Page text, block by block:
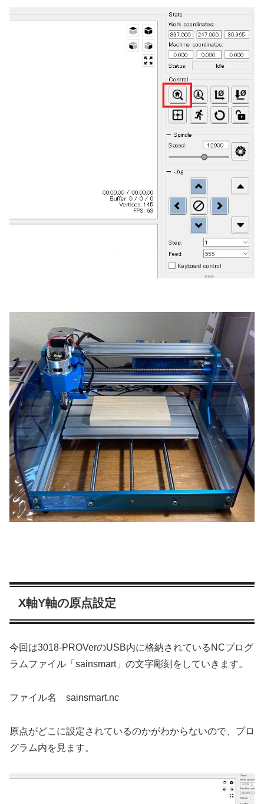
X軸Y軸の原点設定
今回は3018-PROVerのUSB内に格納されているNCプログ
ラムファイル「sainsmart」の文字彫刻をしていきます。
ファイル名 sainsmart.nc
原点がどこに設定されているのかがわからないので、プロ
グラム内を見ます。